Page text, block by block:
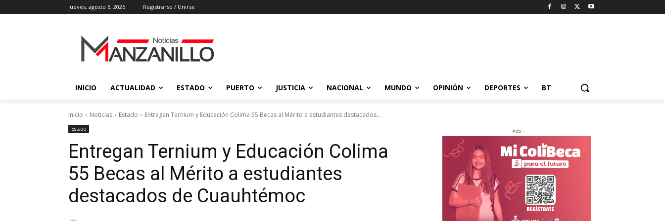
jueves, agosto 6, 2026 Registrarse / Unirse
INICIO ACTUALIDAD ESTADO PUERTO JUSTICIA NACIONAL MUNDO OPINIÓN DEPORTES BT
Inicio Noticias Estado Entregan Ternium y Educación Colima 55 Becas al Mérito a estudiantes destacados...
Estado
Entregan Ternium y Educación Colima
55 Becas al Mérito a estudiantes
destacados de Cuauhtémoc
- Ads -